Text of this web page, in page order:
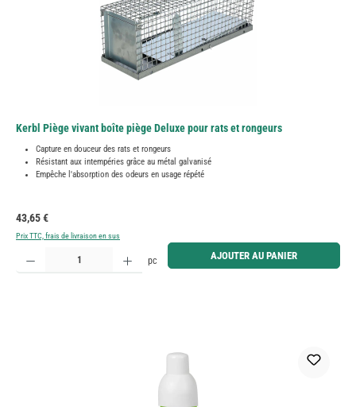
Kerbl Piège vivant boîte piège Deluxe pour rats et rongeurs
Capture en douceur des rats et rongeurs
Résistant aux intempéries grâce au métal galvanisé
Empêche l'absorption des odeurs en usage répété
Prix régulier :
43,65 €
Prix TTC, frais de livraison en sus
Quantité de produit : Entrez la quantité souhaitée ou utilisez les boutons pour augmenter ou
pc AJOUTER AU PANIER